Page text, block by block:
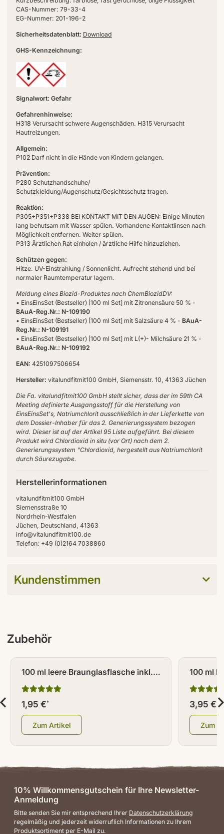
CAS-Nummer: 79-33-4
EG-Nummer: 201-196-2
Sicherheitsdatenblatt: Download
GHS-Kennzeichnung:
Signalwort: Gefahr
Gefahrenhinweise:
H318 Verursacht schwere Augenschäden. H315 Verursacht
Hautreizungen.
Allgemein:
P102 Darf nicht in die Hände von Kindern gelangen.
Prävention:
P280 Schutzhandschuhe/
Schutzkleidung/Augenschutz/Gesichtsschutz tragen.
Reaktion:
P305+P351+P338 BEI KONTAKT MIT DEN AUGEN: Einige Minuten
lang behutsam mit Wasser spülen. Vorhandene Kontaktlinsen nach
Möglichkeit entfernen. Weiter spülen.
P313 Ärztlichen Rat einholen / ärztliche Hilfe hinzuziehen.
Schützen gegen:
Hitze. UV-Einstrahlung / Sonnenlicht. Aufrecht stehend und bei
normaler Raumtemperatur lagern.
Meldung eines Biozid-Produktes nach ChemBiozidDV:
• EinsEinsSet (Bestseller) [100 ml Set] mit Zitronensäure 50 % -
BAuA-Reg.Nr.: N-109190
• EinsEinsSet (Bestseller) [100 ml Set] mit Salzsäure 4 % - BAuA-
Reg.Nr.: N-109191
• EinsEinsSet (Bestseller) [100 ml Set] mit L(+)- Milchsäure 21 % -
BAuA-Reg.Nr.: N-109192
EAN: 4251097506654
Hersteller: vitalundfitmit100 GmbH, Siemensstr. 10, 41363 Jüchen
Die Fa. vitalundfitmit100 GmbH stellt sicher, dass der im 59th CA
Meeting definierte Ausgangsstoff für die Herstellung von
EinsEinsSet's, Natriumchlorit ausschließlich in der Lieferkette von
dem Dossier-Inhaber für das 2. Generierungssystem bezogen
wird. Dieser ist auf der Artikel 95 Liste aufgeführt. Bei diesem
Produkt wird Chlordioxid in situ (vor Ort) nach dem 2.
Generierungssystem "Chlordioxid, hergestellt aus Natriumchlorit
durch Säurezugabe.
Herstellerinformationen
vitalundfitmit100 GmbH
Siemensstraße 10
Nordrhein-Westfalen
Jüchen, Deutschland, 41363
info@vitalundfitmit100.de
Telefon: +49 (0)2164 7038860
Kundenstimmen
Zubehör
100 ml leere Braunglasflasche inkl.
Tropferverschluss weiß mit
Warndreieck
1,95 €*
Zum Artikel
100 ml
3,95 €*
Zum
10% Willkommensgutschein für Ihre Newsletter-
Anmeldung
Bitte senden Sie mir entsprechend Ihrer Datenschutzerklärung
regelmäßig und jederzeit widerruflich Informationen zu Ihrem
Produktsortiment per E-Mail zu.